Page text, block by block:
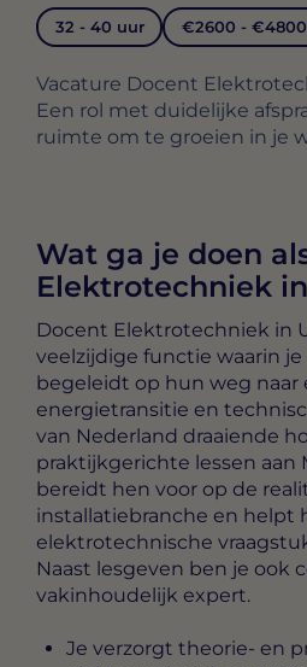
32 - 40 uur €2600 -
Vacature Docent
Een rol met duidelijke
ruimte om te groeien in je
Wat ga je doen
Elektrotechniek
Docent Elektrotechniek in
veelzijdige functie waarin
begeleidt op hun weg naar
energietransitie en
van Nederland draaiende
praktijkgerichte lessen aan
bereidt hen voor op de
installatiebranche en helpt
elektrotechnische
Naast lesgeven ben je ook
vakinhoudelijk expert.
Je verzorgt theorie- en